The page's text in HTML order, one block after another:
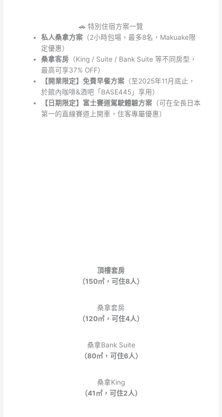
🚗 特別住宿方案一覽
私人桑拿方案（2小時包場，最多8名，Makuake限
定優惠）
桑拿客房（King / Suite / Bank Suite 等不同房型，
最高可享37% OFF）
【開業限定】免費早餐方案（至2025年11月底止，
於館內咖啡&酒吧「BASE445」享用）
【日期限定】富士賽道駕駛體驗方案（可在全長日本
第一的直線賽道上開車，住客專屬優惠）
頂樓套房
（150㎡，可住8人）
桑拿套房
（120㎡，可住4人）
桑拿Bank Suite
（80㎡，可住6人）
桑拿King
（41㎡，可住2人）